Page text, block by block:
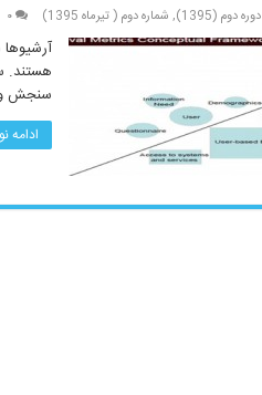
دوره دوم (1395) , شماره دوم ( تیرماه 1395) ۰
هستند.
سنجش و
ادامه